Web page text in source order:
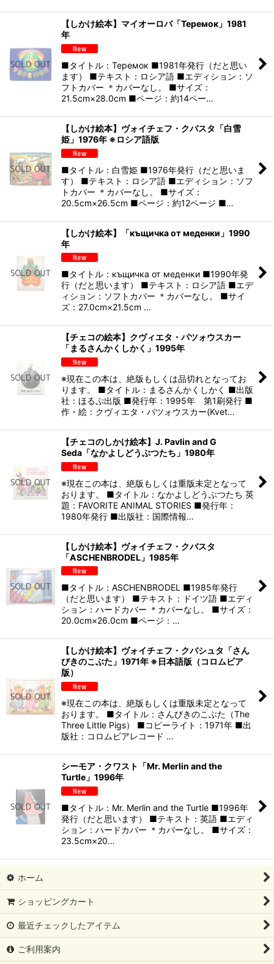
【しかけ絵本】マイオーロバ「Теремок」1981
年
■タイトル：Теремок ■1981年発行（だと思い
ます） ■テキスト：ロシア語 ■エディション：ソ
フトカバー ＊カバーなし。 ■サイズ：
21.5cm×28.0cm ■ページ：約14ペー…
【しかけ絵本】ヴォイチェフ・クバスタ「白雪
姫」1976年 ※ロシア語版
■タイトル：白雪姫 ■1976年発行（だと思いま
す） ■テキスト：ロシア語 ■エディション：ソフ
トカバー ＊カバーなし。 ■サイズ：
20.5cm×26.5cm ■ページ：約12ページ ■…
【しかけ絵本】「къщичка от меденки」1990
年
■タイトル：къщичка от меденки ■1990年発
行（だと思います） ■テキスト：ロシア語 ■エデ
ィション：ソフトカバー ＊カバーなし。 ■サイ
ズ：27.0cm×21.5cm …
【チェコの絵本】クヴィエタ・パツォウスカー
「まるさんかくしかく」1995年
※現在この本は、絶版もしくは品切れとなってお
ります。 ■タイトル：まるさんかくしかく ■出版
社：ほるぷ出版 ■発行年：1995年 第1刷発行 ■
作・絵：クヴィエタ・パツォウスカー(Kvet…
【チェコのしかけ絵本】J. Pavlin and G
Seda「なかよしどうぶつたち」1980年
※現在この本は、絶版もしくは重版未定となって
おります。 ■タイトル：なかよしどうぶつたち 英
題：FAVORITE ANIMAL STORIES ■発行年：
1980年発行 ■出版社：国際情報…
【しかけ絵本】ヴォイチェフ・クバスタ
「ASCHENBRODEL」1985年
■タイトル：ASCHENBRODEL ■1985年発行
（だと思います） ■テキスト：ドイツ語 ■エディ
ション：ハードカバー ＊カバーなし。 ■サイズ：
20.0cm×26.0cm ■ページ：…
【しかけ絵本】ヴォイチェフ・クバシュタ「さん
びきのこぶた」1971年 ※日本語版（コロムビア
版）
※現在この本は、絶版もしくは重版未定となって
おります。 ■タイトル：さんびきのこぶた（The
Three Little Pigs） ■コピーライト：1971年 ■出
版社：コロムビアレコード …
シーモア・クワスト「Mr. Merlin and the
Turtle」1996年
■タイトル：Mr. Merlin and the Turtle ■1996年
発行（だと思います） ■テキスト：英語 ■エディ
ション：ハードカバー ＊カバーなし。 ■サイズ：
23.5cm×20…
ホーム
ショッピングカート
最近チェックしたアイテム
ご利用案内